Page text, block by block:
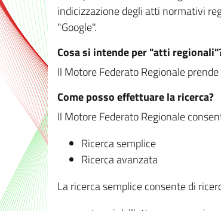
indicizzazione degli atti normativi
"Google".
Cosa si intende per "atti
Il Motore Federato Regionale
Come posso effettuare la ricerca?
Il Motore Federato Regionale
Ricerca semplice
Ricerca avanzata
La ricerca semplice consente di